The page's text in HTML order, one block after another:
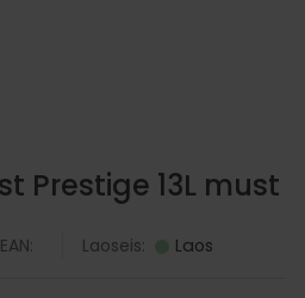
Prestige 13L must
EAN: Laoseis: Laos